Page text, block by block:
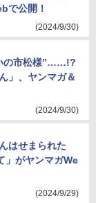
で公開！
(2024/9/30)
の市松様”……!?
」、ヤンマガ＆
(2024/9/30)
はせまられた
」がヤンマガWe
(2024/9/29)